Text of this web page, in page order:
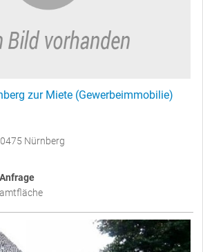
zur Miete (Gewerbeimmobilie)
Nürnberg